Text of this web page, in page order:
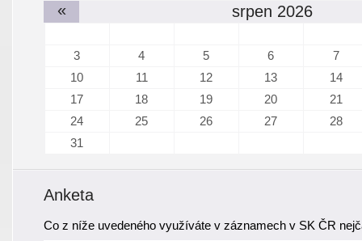
«
srpen 2026
3 4 5 6
7
10
11 12 13
14
17
18 19 20
21
24
25 26 27
28
31
Anketa
Co z níže uvedeného využíváte v záznamech v SK ČR